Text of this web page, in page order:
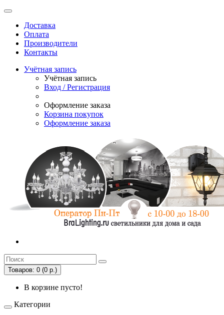
Доставка
Оплата
Производители
Контакты
Учётная запись
Учётная запись
Вход / Регистрация
Оформление заказа
Корзина покупок
Оформление заказа
Товаров: 0 (0 р.)
В корзине пусто!
Категории